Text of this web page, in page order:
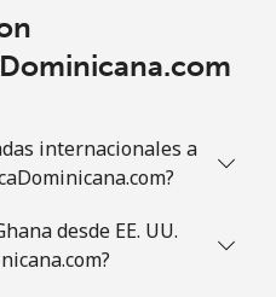
internacionales a
desde EE. UU.